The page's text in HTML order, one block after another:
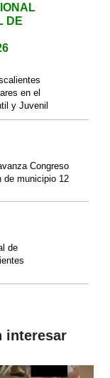
DE
en el
y Juvenil
Congreso
de municipio 12
de
interesar